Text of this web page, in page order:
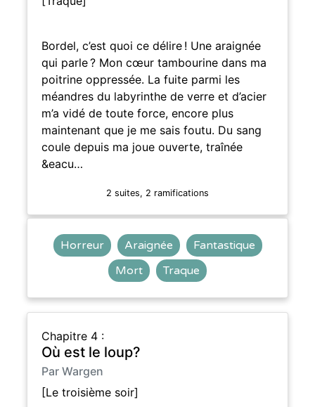
Bordel, c’est quoi ce délire ! Une araignée
qui parle ? Mon cœur tambourine dans ma
poitrine oppressée. La fuite parmi les
méandres du labyrinthe de verre et d’acier
m’a vidé de toute force, encore plus
maintenant que je me sais foutu. Du sang
coule depuis ma joue ouverte, traînée
&eacu…
2 suites, 2 ramifications
Horreur Araignée
Fantastique
Mort
Traque
Chapitre 4 :
Où est le loup?
Par Wargen
[Le troisième soir]